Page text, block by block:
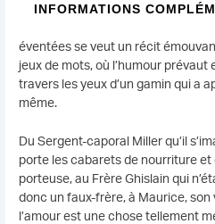
INFORMATIONS
éventées se veut un récit
jeux de mots, où l’humour
travers les yeux d’un gamin qui a
même.
Du Sergent-caporal Miller qu’il
porte les cabarets de nourriture et
porteuse, au Frère Ghislain qui
donc un faux-frère, à Maurice,
l’amour est une chose tellement